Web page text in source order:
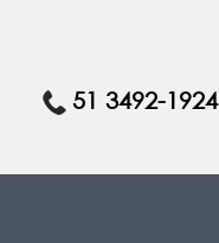
51 3492-1924